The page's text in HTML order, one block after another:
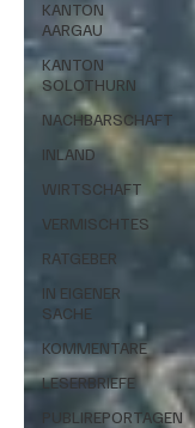
KANTON
AARGAU
KANTON
SOLOTHURN
NACHBARSCHAFT
INLAND
WIRTSCHAFT
VERMISCHTES
RATGEBER
IN EIGENER
SACHE
KOMMENTARE
LESERBRIEFE
PUBLIREPORTAGEN